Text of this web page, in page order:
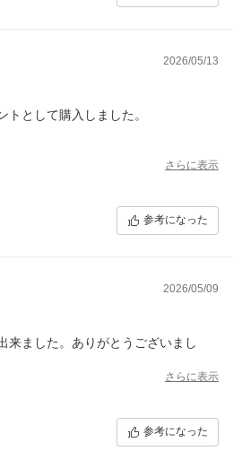
2026/05/13
として購入しました。
さらに表示
参考になった
2026/05/09
来ました。ありがとうございまし
さらに表示
参考になった